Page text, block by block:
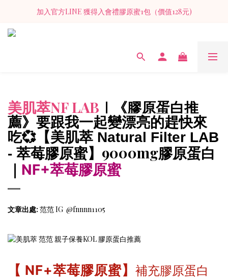
NF+萃莓膠原蜜II 延續經典 9000mg 純魚膠原 × 新配方加乘守護
加入官方LINE 獲得入會禮膠原蜜1包（價值128元)
NF+萃莓膠原蜜II 延續經典 9000mg 純魚膠原 × 新配方加乘守護
美肌萃NF LAB ｜《膠原蛋白推
薦》 要跟我一起變漂亮的趕快來
吃💞 【美肌萃 Natural Filter LAB
- 萃莓膠原蜜】9000mg膠原蛋白
｜ NF+萃莓膠原蜜
文章出處: 范范 IG @fnnnn1105
【 NF+萃莓膠原蜜】 補充膠原蛋白